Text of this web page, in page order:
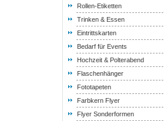
Rollen-Etiketten
Trinken & Essen
Eintrittskarten
Bedarf für Events
Hochzeit & Polterabend
Flaschenhänger
Fototapeten
Farbkern Flyer
Flyer Sonderformen